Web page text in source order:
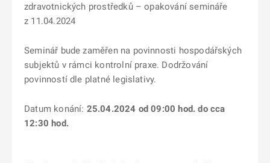
zdravotnických prostředků – opakování semináře
z 11.04.2024
Seminář bude zaměřen na povinnosti hospodářských
subjektů v rámci kontrolní praxe. Dodržování
povinností dle platné legislativy.
Datum konání: 25.04.2024 od 09:00 hod. do cca
12:30 hod.